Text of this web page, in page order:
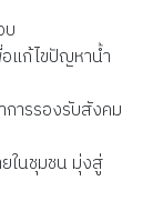
แก้ไขปัญหาน้ำ
ารรองรับสังคม
ในชุมชน มุ่งสู่